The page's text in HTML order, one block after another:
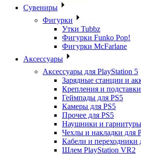
Сувениры
Фигурки
Утки Tubbz
Фигурки Funko Pop!
Фигурки McFarlane
Аксессуары
Аксессуары для PlayStation 5
Зарядные станции и
Крепления и
Геймпады для PS5
Камеры для PS5
Прочее для PS5
Наушники и
Чехлы и накладки для
Кабели и переходники
Шлем PlayStation VR2